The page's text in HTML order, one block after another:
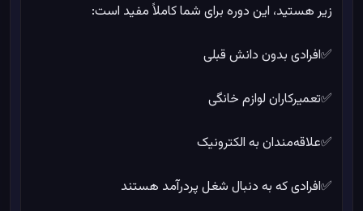
زیر هستید، این دوره برای شما کاملاً مفید است:
✅افرادی بدون دانش قبلی
✅تعمیرکاران لوازم خانگی
✅علاقه‌مندان به الکترونیک
✅افرادی که به دنبال شغل پردرآمد هستند